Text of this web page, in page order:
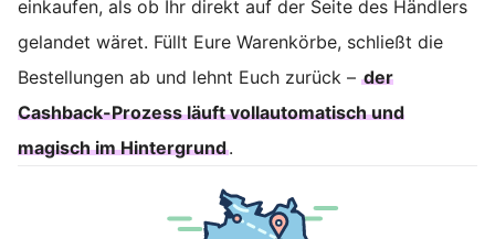
einkaufen, als ob Ihr direkt auf der Seite des Händlers
gelandet wäret. Füllt Eure Warenkörbe, schließt die
Bestellungen ab und lehnt Euch zurück – der
Cashback-Prozess läuft vollautomatisch und
magisch im Hintergrund.